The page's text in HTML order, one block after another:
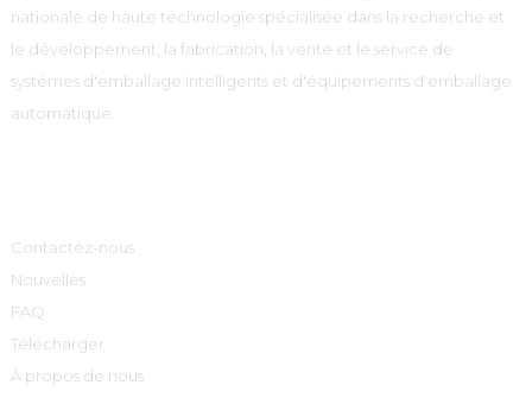
nationale de haute technologie spécialisée dans la recherche et
le développement, la fabrication, la vente et le service de
systèmes d'emballage intelligents et d'équipements d'emballage
automatique.
Contactez-nous
Nouvelles
FAQ
Télécharger
À propos de nous